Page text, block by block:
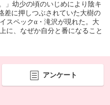
」幼少の頃のいじめにより陰キ
差に押しつぶされていた大樹の
スペックα・滝沢が現れた。大
に、なぜか自分と番になること
アンケート